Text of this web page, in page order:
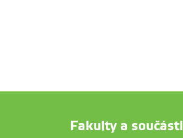
Fakulty a součásti